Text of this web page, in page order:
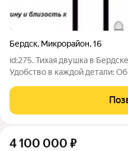
Бердск, Микрорайон,16
id:275. Тихая двушка в
Удобство в каждой детали: Обычное состояние возможность
время года!
4 100 000 ₽